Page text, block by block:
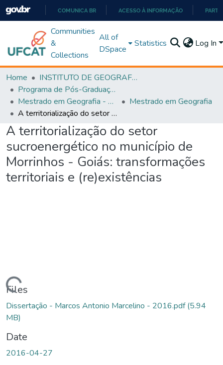
PARA
O
COMUNICA BR ACESSO À INFORMAÇÃO
Communities
&
Collections
All of
DSpace
Statistics Log In
Home
INSTITUTO DE GEOGRAFIA
Programa de Pós-Graduação em Geografia - PPGGEO
Mestrado em Geografia - PPGGEO
Mestrado em Geografia
A territorialização do setor sucroenergético no município de Morrinhos - Goiás: transformações territoriais e (re)existências
A territorialização do setor
sucroenergético no município de
Morrinhos - Goiás: transformações
territoriais e (re)existências
Files
Dissertação - Marcos Antonio Marcelino - 2016.pdf(5.94
MB)
Date
2016-04-27